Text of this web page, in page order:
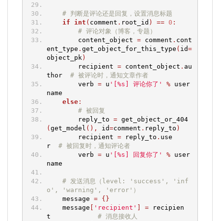
# 判断是评论还是回复，设置消息标题
if
int ( comment . root_id ) == 0 :
# 评论对象（博客，专题）
content_object = comment . cont
ent_type . get_object_for_this_type ( id=
object_pk )
recipient = content_object . au
thor # 被评论时，通知文章作者
verb = u '[%s] 评论你了' % user
name
else:
# 被回复
reply_to = get_object_or_404
(get_model (), id=comment . reply_to )
recipient = reply_to . use
r # 被回复时，通知评论者
verb = u '[%s] 回复你了' % user
name
# 发送消息（level: 'success', 'inf
o', 'warning', 'error'）
message =
{}
message [ 'recipient' ] = recipien
t # 消息接收人